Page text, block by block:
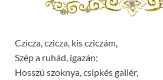
Czicza, czicza, kis cziczám,
Szép a ruhád, igazán;
Hosszú szoknya, csipkés gallér,